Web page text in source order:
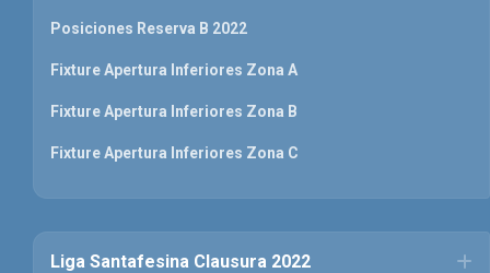
Posiciones Reserva B 2022
Fixture Apertura Inferiores Zona A
Fixture Apertura Inferiores Zona B
Fixture Apertura Inferiores Zona C
Liga Santafesina Clausura 2022